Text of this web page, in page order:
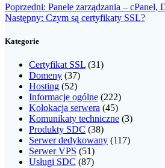
Nawigacja
wpisu
Poprzedni: Poprzedni
wpis:
Panele zarządzania – cPanel,
Następny: Następny
Czym są certyfikaty SSL?
Kategorie
Certyfikat SSL (31)
Domeny (37)
Hosting (52)
Informacje ogólne (222)
Kolokacja serwera (45)
Komunikaty techniczne (3)
Produkty SDC (38)
Serwer dedykowany (117)
Serwer VPS (51)
Usługi SDC (87)